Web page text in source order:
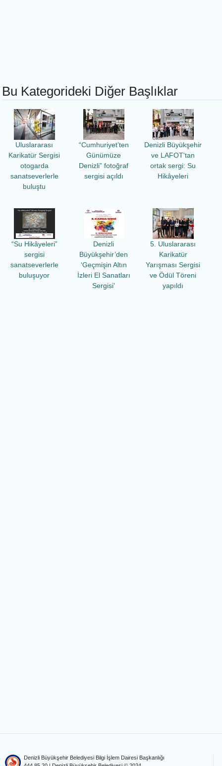
Bu Kategorideki Diğer Başlıklar
Uluslararası
Karikatür Sergisi
otogarda
sanatseverlerle
buluştu
“Cumhuriyet’ten
Günümüze
Denizli” fotoğraf
sergisi açıldı
Denizli Büyükşehir
ve LAFOT'tan
ortak sergi: Su
Hikâyeleri
“Su Hikâyeleri”
sergisi
sanatseverlerle
buluşuyor
Denizli
Büyükşehir’den
‘Geçmişin Altın
İzleri El Sanatları
Sergisi’
5. Uluslararası
Karikatür
Yarışması Sergisi
ve Ödül Töreni
yapıldı
Denizli Büyükşehir Belediyesi Bilgi İşlem Dairesi Başkanlığı